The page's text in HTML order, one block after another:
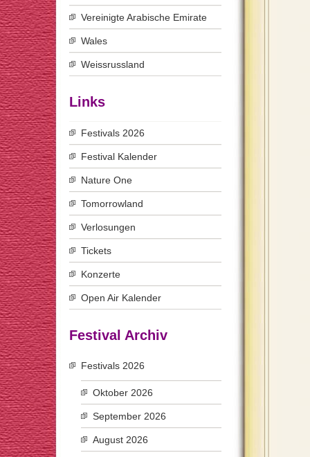
Vereinigte Arabische Emirate
Wales
Weissrussland
Links
Festivals 2026
Festival Kalender
Nature One
Tomorrowland
Verlosungen
Tickets
Konzerte
Open Air Kalender
Festival Archiv
Festivals 2026
Oktober 2026
September 2026
August 2026